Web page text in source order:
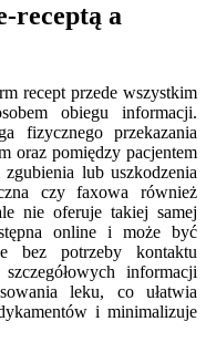
receptą a
recept przede wszystkim
obiegu informacji.
fizycznego przekazania
oraz pomiędzy pacjentem
lub uszkodzenia
czy faxowa również
nie oferuje takiej samej
online i może być
bez potrzeby kontaktu
informacji
leku, co ułatwia
i minimalizuje